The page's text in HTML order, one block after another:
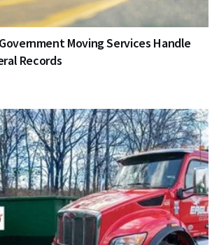
Moving Services Handle
Records